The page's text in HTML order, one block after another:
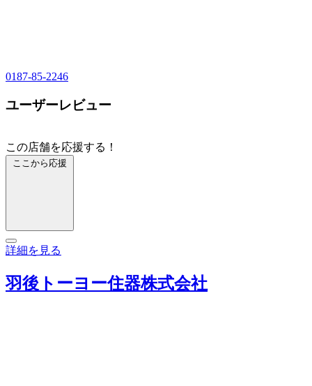
0187-85-2246
ユーザーレビュー
この店舗を応援する！
ここから応援
詳細を見る
羽後トーヨー住器株式会社